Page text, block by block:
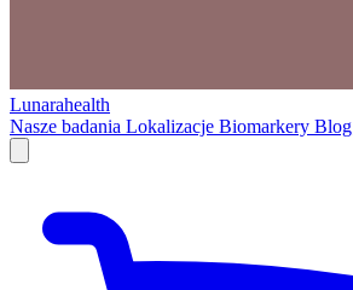
Lunarahealth
Nasze badania Lokalizacje Biomarkery Blog